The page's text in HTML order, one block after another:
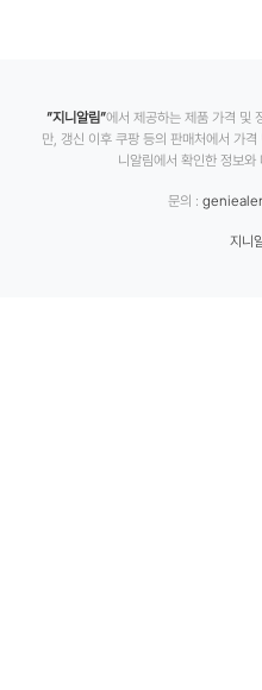
”지니알림”에서 제공하는 제품 가격 및
만, 갱신 이후 쿠팡 등의 판매처에서 가
니알림에서 확인한 정보
문의 :
지니